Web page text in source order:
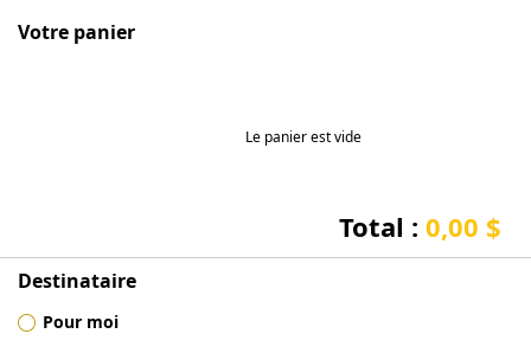
Votre panier
Le panier est vide
Total : 0,00 $
Destinataire
Pour moi